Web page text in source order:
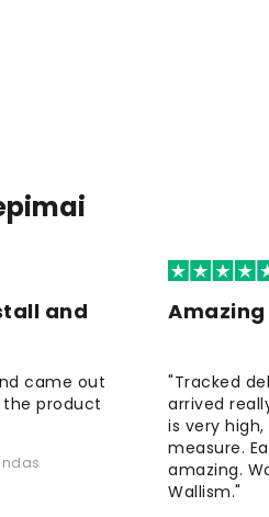
and
came out
product
"Tracked
arrived
is very
measure.
amazing.
Wallism."